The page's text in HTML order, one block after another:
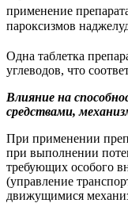
применение
пароксизмов
Одна таблетка
углеводов, что
Влияние на
средствами,
При применении
при выполнении
требующих особого
(управление
движущимися